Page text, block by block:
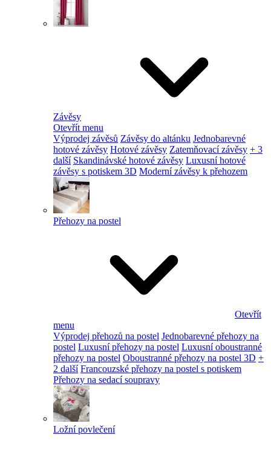
Závěsy
Otevřít menu
Výprodej závěsů Závěsy do altánku Jednobarevné
hotové závěsy Hotové závěsy Zatemňovací závěsy + 3
další Skandinávské hotové závěsy Luxusní hotové
závěsy s potiskem 3D Moderní závěsy k přehozem
Přehozy na postel
Otevřít
menu
Výprodej přehozů na postel Jednobarevné přehozy na
postel Luxusní přehozy na postel Luxusní oboustranné
přehozy na postel Oboustranné přehozy na postel 3D +
2 další Francouzské přehozy na postel s potiskem
Přehozy na sedací soupravy
Ložní povlečení